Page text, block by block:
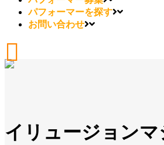
パフォーマーを探す
お問い合わせ
イリュージョンマ